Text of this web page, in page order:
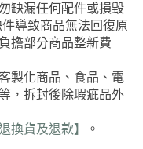
缺漏任何配件或損毀
導致商品無法回復原
擔部分商品整新費
製化商品、食品、電
，拆封後除瑕疵品外
換貨及退款】 。